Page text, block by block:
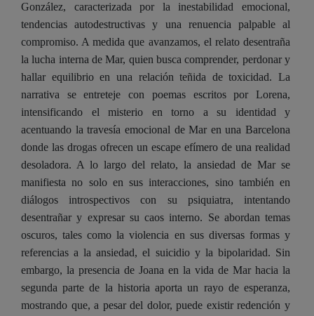
González, caracterizada por la inestabilidad emocional,
tendencias autodestructivas y una renuencia palpable al
compromiso. A medida que avanzamos, el relato desentraña
la lucha interna de Mar, quien busca comprender, perdonar y
hallar equilibrio en una relación teñida de toxicidad. La
narrativa se entreteje con poemas escritos por Lorena,
intensificando el misterio en torno a su identidad y
acentuando la travesía emocional de Mar en una Barcelona
donde las drogas ofrecen un escape efímero de una realidad
desoladora. A lo largo del relato, la ansiedad de Mar se
manifiesta no solo en sus interacciones, sino también en
diálogos introspectivos con su psiquiatra, intentando
desentrañar y expresar su caos interno. Se abordan temas
oscuros, tales como la violencia en sus diversas formas y
referencias a la ansiedad, el suicidio y la bipolaridad. Sin
embargo, la presencia de Joana en la vida de Mar hacia la
segunda parte de la historia aporta un rayo de esperanza,
mostrando que, a pesar del dolor, puede existir redención y